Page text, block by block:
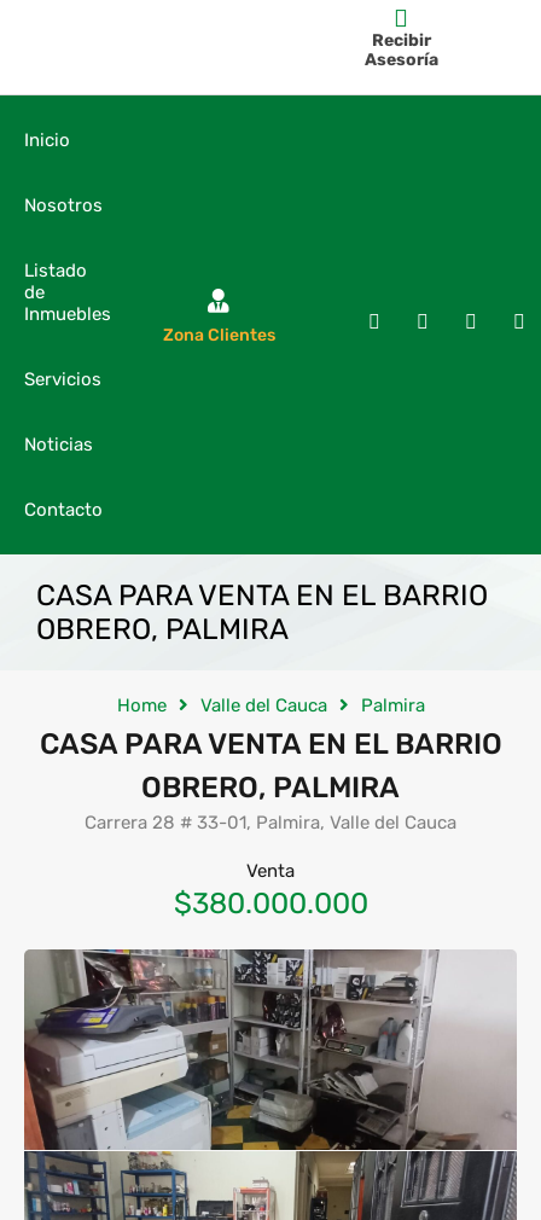
Recibir
Asesoría
Inicio
Nosotros
Listado
de
Inmuebles
Servicios
Noticias
Contacto
Zona Clientes
CASA PARA VENTA EN EL BARRIO
OBRERO, PALMIRA
Home Valle del Cauca Palmira
CASA PARA VENTA EN EL BARRIO
OBRERO, PALMIRA
Carrera 28 # 33-01, Palmira, Valle del Cauca
Venta
$380.000.000